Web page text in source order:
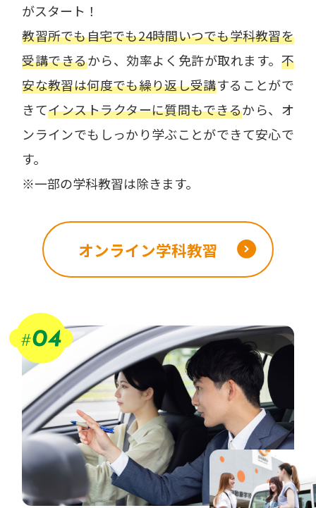
がスタート！
教習所でも自宅でも24時間いつでも学科教習を
受講できるから、効率よく免許が取れます。 不
安な教習は何度でも繰り返し受講することがで
きてインストラクターに質問もできるから、オ
ンラインでもしっかり学ぶことができて安心で
す。
※一部の学科教習は除きます。
オンライン学科教習